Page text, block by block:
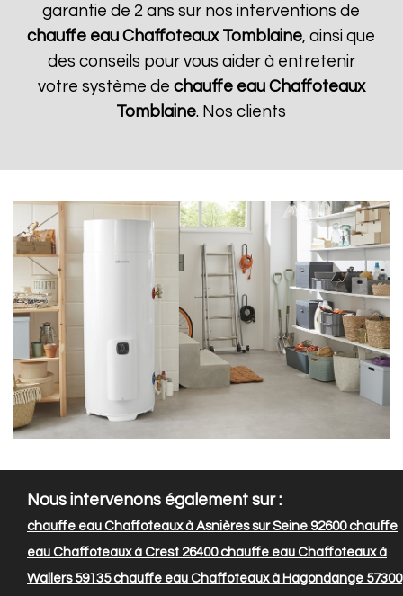
garantie de 2 ans sur nos interventions de
chauffe eau Chaffoteaux Tomblaine, ainsi que
des conseils pour vous aider à entretenir
votre système de chauffe eau Chaffoteaux
Tomblaine. Nos clients
Nous intervenons également sur :
chauffe eau Chaffoteaux à Asnières sur Seine 92600chauffe
eau Chaffoteaux à Crest 26400chauffe eau Chaffoteaux à
Wallers 59135chauffe eau Chaffoteaux à Hagondange 57300